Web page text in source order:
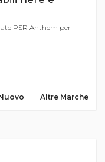
PSR Anthem per
Altre Marche